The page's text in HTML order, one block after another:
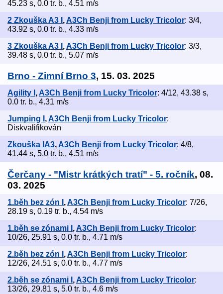
45.23 s, 0.0 tr. b., 4.51 m/s
2 Zkouška A3 I , A3Ch Benji from Lucky Tricolor: 3/4,
43.92 s, 0.0 tr. b., 4.33 m/s
3 Zkouška A3 I ,A3Ch Benji from Lucky Tricolor: 3/3,
39.48 s, 0.0 tr. b., 5.07 m/s
Brno - Zimní Brno 3, 15. 03. 2025
Agility I , A3Ch Benji from Lucky Tricolor: 4/12, 43.38 s,
0.0 tr. b., 4.31 m/s
Jumping I ,A3Ch Benji from Lucky Tricolor:
Diskvalifikován
Zkouška IA3, A3Ch Benji from Lucky Tricolor: 4/8,
41.44 s, 5.0 tr. b., 4.51 m/s
Čerčany - "Mistr krátkých tratí" - 5. ročník, 08.
03. 2025
1.běh bez zón I ,A3Ch Benji from Lucky Tricolor: 7/26,
28.19 s, 0.19 tr. b., 4.54 m/s
1.běh se zónami I , A3Ch Benji from Lucky Tricolor:
10/26, 25.91 s, 0.0 tr. b., 4.71 m/s
2.běh bez zón I ,A3Ch Benji from Lucky Tricolor:
12/26, 24.51 s, 0.0 tr. b., 4.77 m/s
2.běh se zónami I , A3Ch Benji from Lucky Tricolor:
13/26, 29.81 s, 5.0 tr. b., 4.6 m/s